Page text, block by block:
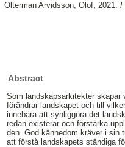
Olterman Arvidsson, Olof, 2021.
Abstract
Som landskapsarkitekter skapar
förändrar landskapet och till
innebära att synliggöra det
redan existerar och förstärka
den. God kännedom kräver i sin
att förstå landskapets ständiga